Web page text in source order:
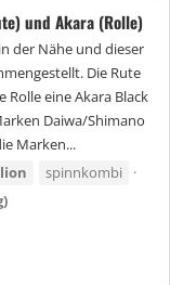
und Akara (Rolle)
der Nähe und dieser
Die Rute
Rolle eine Akara Black
Daiwa/Shimano
Marken...
lion
spinnkombi